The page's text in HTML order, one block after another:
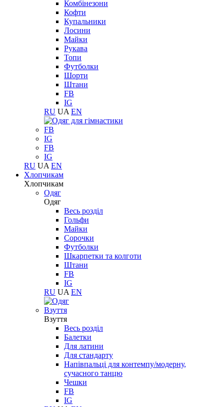
Комбінезони
Кофти
Купальники
Лосини
Майки
Рукава
Топи
Футболки
Шорти
Штани
FB
IG
RU UA EN
FB
IG
FB
IG
RU UA EN
Хлопчикам
Хлопчикам
Одяг
Одяг
Весь розділ
Гольфи
Майки
Сорочки
Футболки
Шкарпетки та колготи
Штани
FB
IG
RU UA EN
Взуття
Взуття
Весь розділ
Балетки
Для латини
Для стандарту
Напівпальці для контемпу/модерну,
сучасного танцю
Чешки
FB
IG